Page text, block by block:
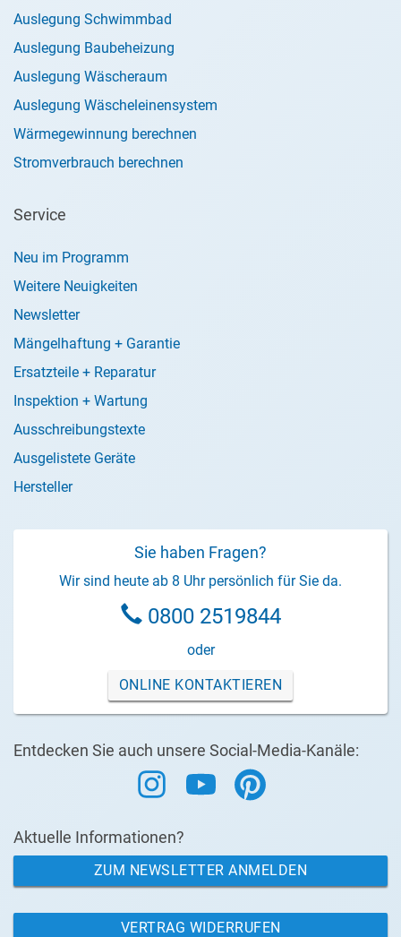
Auslegung Schwimmbad
Auslegung Baubeheizung
Auslegung Wäscheraum
Auslegung Wäscheleinensystem
Wärmegewinnung berechnen
Stromverbrauch berechnen
Service
Neu im Programm
Weitere Neuigkeiten
Newsletter
Mängelhaftung + Garantie
Ersatzteile + Reparatur
Inspektion + Wartung
Ausschreibungstexte
Ausgelistete Geräte
Hersteller
Sie haben Fragen?
Wir sind heute ab 8 Uhr persönlich für Sie da.
0800 2519844
oder
ONLINE KONTAKTIEREN
Entdecken Sie auch unsere Social-Media-Kanäle:
Aktuelle Informationen?
ZUM NEWSLETTER ANMELDEN
VERTRAG WIDERRUFEN